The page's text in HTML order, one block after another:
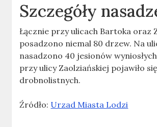
Szczegóły
Łącznie przy ulicach Bartoka oraz
posadzono niemal 80 drzew. Na
nasadzono 40 jesionów
przy ulicy Zaolziańskiej pojawiło
drobnolistnych.
Źródło: Urzad Miasta Lodzi